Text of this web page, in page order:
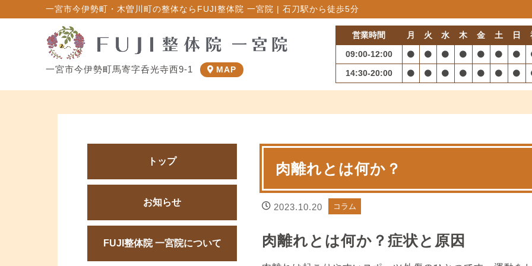
一宮市今伊勢町・木曽川町の整体ならFUJI整体院 一宮院 | 石刀駅から徒歩5分
一宮市今伊勢町馬寄字呑光寺西9-1 MAP
営業時間 月 火 水 木 金 土 日
09:00-12:00
14:30-20:00
肉離れとは何か？
2023.10.20 コラム
肉離れとは何か？症状と原因
トップ
お知らせ
FUJI整体院 一宮院について